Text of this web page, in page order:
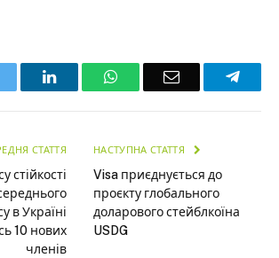
LinkedInWhatsAppEmail
СТАТТЯ
стійкості
в Україні
10 нових
членів
НАСТУПНА СТАТТЯ
Visa приєднується до
проєкту глобального
доларового стейблкоїна
USDG